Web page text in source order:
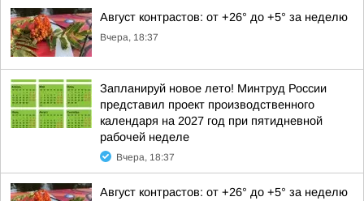
Август контрастов: от +26° до +5° за неделю
Вчера, 18:37
Запланируй новое лето! Минтруд России
представил проект производственного
календаря на 2027 год при пятидневной
рабочей неделе
Вчера, 18:37
Август контрастов: от +26° до +5° за неделю